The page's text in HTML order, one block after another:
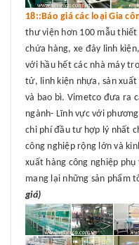
18::Báo giá các loại Gia
thư viện hơn 100 mẫu thiết
chứa hàng, xe đảy linh
với hầu hết các nhà máy
tử, linh kiện nhựa, sản
và bao bì. Vimetco đưa ra
ngành- Lĩnh vực với
chi phí đầu tư hợp lý nhất
công nghiệp rộng lớn và
xuất hàng công nghiệp
mang lại những sản phẩm
giá)